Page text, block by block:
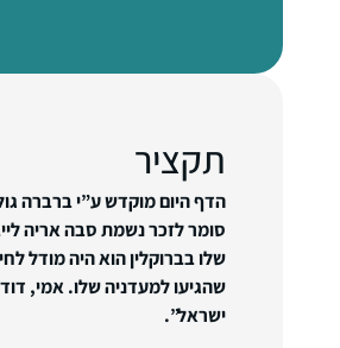
תקציר
הדף היום מוקדש ע”י ברברה
סומר לזכר נשמת סבה אריה
שלו בברוקלין הוא היה מודל
שהגיעו למעדניה שלו. אמי,
ישראל”.